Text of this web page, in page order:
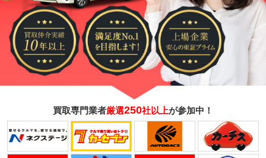
買取専門業者厳選250社以上が参加中！